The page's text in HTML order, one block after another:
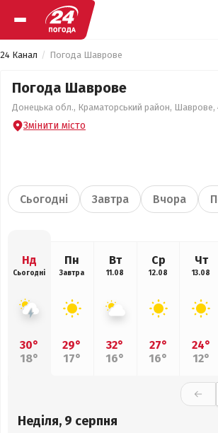
24 Канал Погода Шаврове
Погода Шаврове
Донецька обл., Краматорський район, Шаврове,
Змінити місто
Сьогодні Завтра Вчора
Нд
Сьогодні
30°
18°
Пн
Завтра
29°
17°
Вт
11.08
32°
16°
Ср
12.08
27°
16°
Чт
13.08
24°
12°
Неділя, 9 серпня